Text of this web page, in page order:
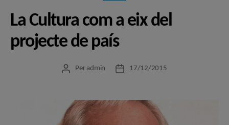
La Cultura com a eix del
projecte de país
Autor
Per admin
Data17/12/2015